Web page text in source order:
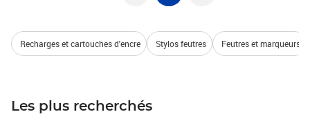
Recharges et cartouches d'encre Stylos feutres Feutres et marqueurs
Les plus recherchés